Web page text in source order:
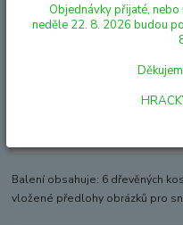
TOPA Kubus
Balení obsahuje: 6 dřevěných
vložené předlohy obrázků pro
Objednávky přijaté,
neděle 22. 8. 2026 budou